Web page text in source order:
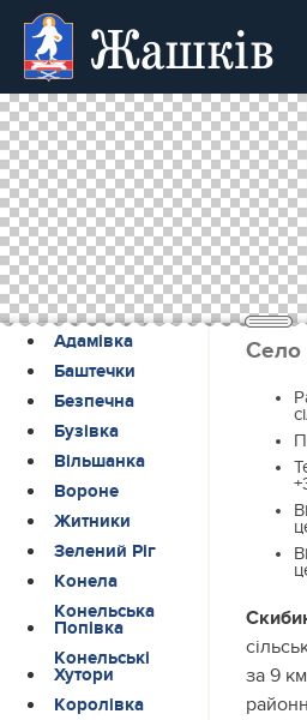
Жашків
Адамівка
Баштечки
Безпечна
Бузівка
Вільшанка
Вороне
Житники
Зелений Ріг
Конела
Конельська
Попівка
Конельські
Хутори
Королівка
Село
за 9